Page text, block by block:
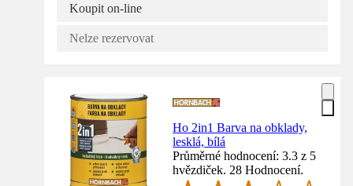
Koupit on-line
Nelze rezervovat
Ho 2in1 Barva na obklady,
lesklá, bílá
Průměrné hodnocení: 3.3 z 5
hvězdiček. 28 Hodnocení.